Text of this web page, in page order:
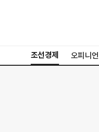
조선경제 오피니언